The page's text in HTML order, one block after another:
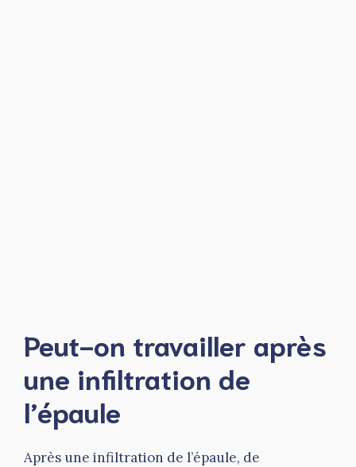
Peut-on travailler après
une infiltration de
l’épaule
Après une infiltration de l’épaule, de